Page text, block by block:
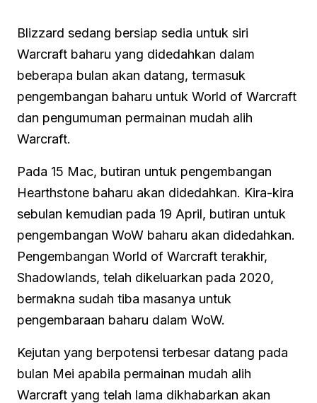
Blizzard sedang bersiap sedia untuk siri
Warcraft baharu yang didedahkan dalam
beberapa bulan akan datang, termasuk
pengembangan baharu untuk World of Warcraft
dan pengumuman permainan mudah alih
Warcraft.
Pada 15 Mac, butiran untuk pengembangan
Hearthstone baharu akan didedahkan. Kira-kira
sebulan kemudian pada 19 April, butiran untuk
pengembangan WoW baharu akan didedahkan.
Pengembangan World of Warcraft terakhir,
Shadowlands, telah dikeluarkan pada 2020,
bermakna sudah tiba masanya untuk
pengembaraan baharu dalam WoW.
Kejutan yang berpotensi terbesar datang pada
bulan Mei apabila permainan mudah alih
Warcraft yang telah lama dikhabarkan akan